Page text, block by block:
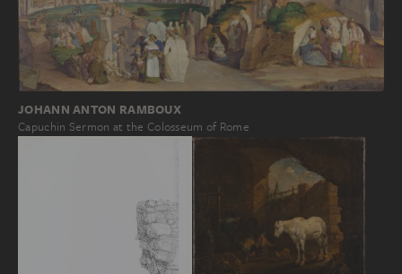
JOHANN ANTON RAMBOUX
Capuchin Sermon at the Colosseum of Rome